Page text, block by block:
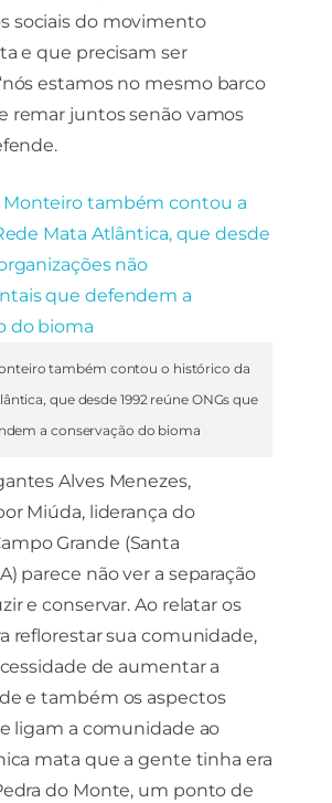
sociais do movimento
e que precisam ser
estamos no mesmo barco
remar juntos senão vamos
também contou o histórico da
que desde 1992 reúne ONGs que
a conservação do bioma
Alves Menezes,
Miúda, liderança do
Grande (Santa
parece não ver a separação
e conservar. Ao relatar os
reflorestar sua comunidade,
de aumentar a
e também os aspectos
ligam a comunidade ao
mata que a gente tinha era
do Monte, um ponto de